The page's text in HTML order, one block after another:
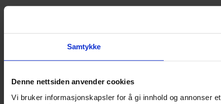
Samtykke
Denne nettsiden anvender cookies
Vi bruker informasjonskapsler for å gi innhold og annonser